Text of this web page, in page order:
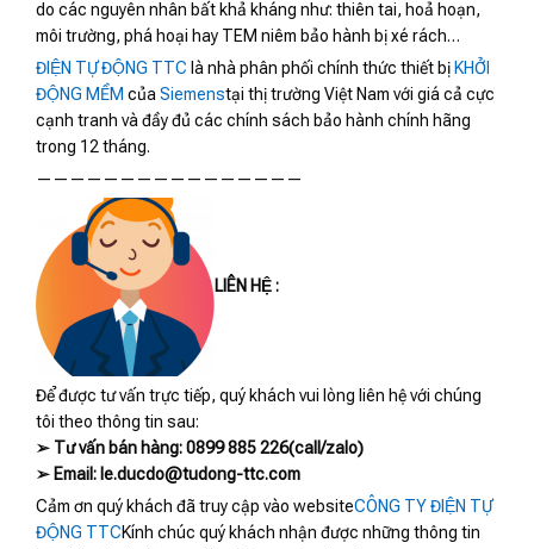
do các nguyên nhân bất khả kháng như: thiên tai, hoả hoạn,
môi trường, phá hoại hay TEM niêm bảo hành bị xé rách…
ĐIỆN TỰ ĐỘNG TTC là nhà phân phối chính thức thiết bị KHỞI
ĐỘNG MỀM của Siemenstại thị trường Việt Nam với giá cả cực
cạnh tranh và đầy đủ các chính sách bảo hành chính hãng
trong 12 tháng.
————————————————
LIÊN HỆ :
Để được tư vấn trực tiếp, quý khách vui lòng liên hệ với chúng
tôi theo thông tin sau:
➢ Tư vấn bán hàng: 0899 885 226(call/zalo)
➢ Email: le.ducdo@tudong-ttc.com
Cảm ơn quý khách đã truy cập vào websiteCÔNG TY ĐIỆN TỰ
ĐỘNG TTCKính chúc quý khách nhận được những thông tin